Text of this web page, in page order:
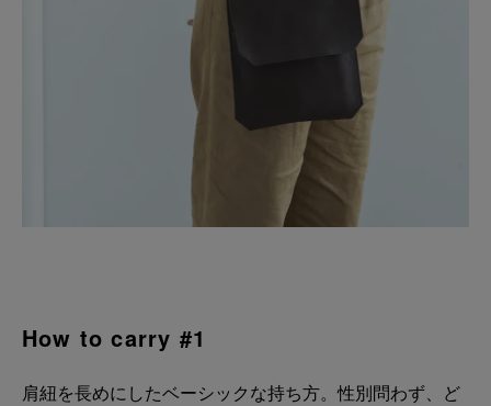
How to carry #1
肩紐を長めにしたベーシックな持ち方。性別問わず、ど